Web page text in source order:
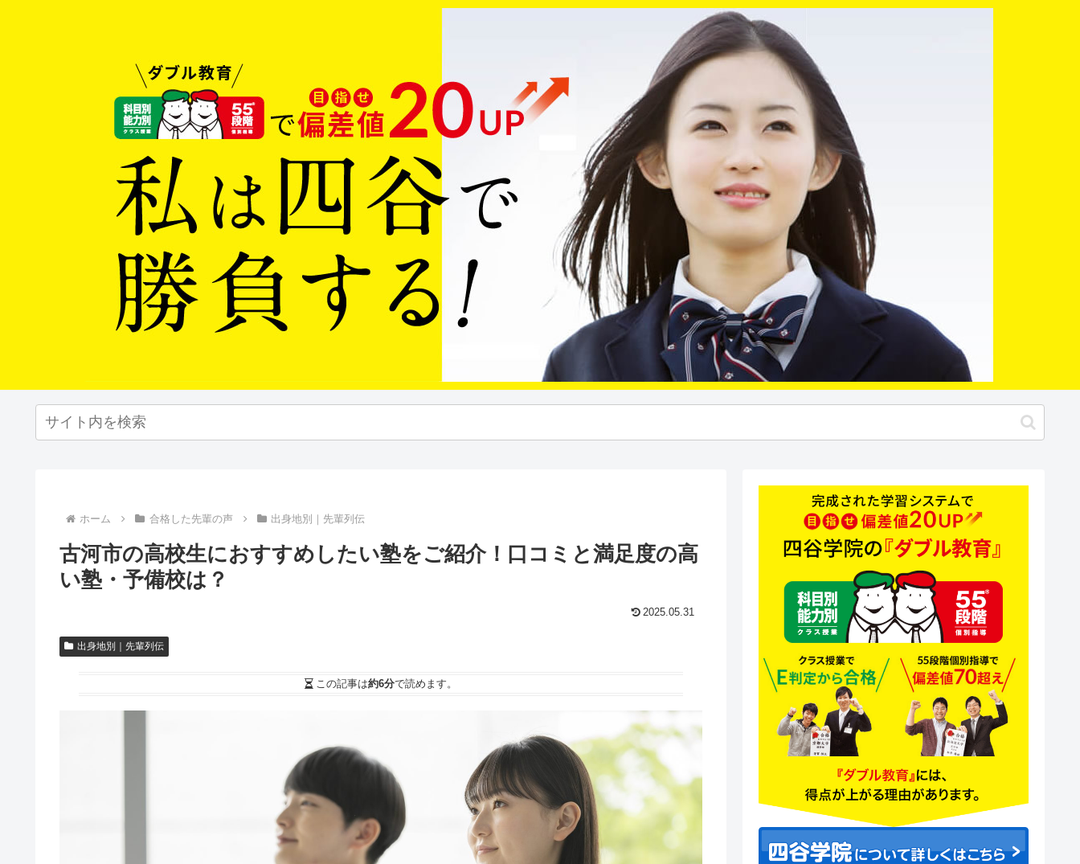
ホーム 合格した先輩の声 出身地別｜先輩列伝
古河市の高校生におすすめしたい塾をご紹介！口コミと満足度の高
い塾・予備校は？
2025.05.31
出身地別｜先輩列伝
この記事は約6分で読めます。